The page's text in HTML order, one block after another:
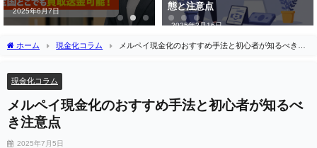
態と注意点
2025年2月16日
2024年12月10日
ホーム 現金化コラム
メルペイ現金化のおすすめ手法と初心者が知るべき注
現金化コラム
メルペイ現金化のおすすめ手法と初心者が知るべ
き注意点
2025年7月5日